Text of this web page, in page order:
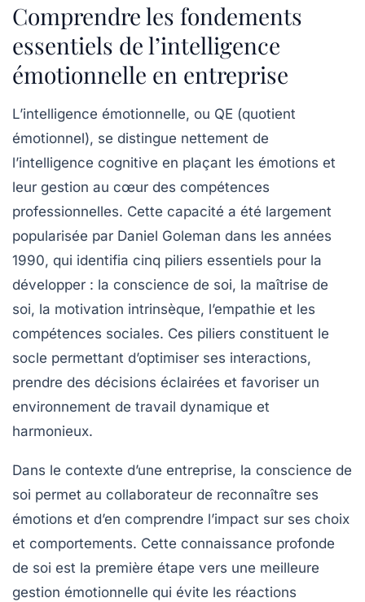
Comprendre les fondements
essentiels de l’intelligence
émotionnelle en entreprise
L’intelligence émotionnelle, ou QE (quotient
émotionnel), se distingue nettement de
l’intelligence cognitive en plaçant les émotions et
leur gestion au cœur des compétences
professionnelles. Cette capacité a été largement
popularisée par Daniel Goleman dans les années
1990, qui identifia cinq piliers essentiels pour la
développer : la conscience de soi, la maîtrise de
soi, la motivation intrinsèque, l’empathie et les
compétences sociales. Ces piliers constituent le
socle permettant d’optimiser ses interactions,
prendre des décisions éclairées et favoriser un
environnement de travail dynamique et
harmonieux.
Dans le contexte d’une entreprise, la conscience de
soi permet au collaborateur de reconnaître ses
émotions et d’en comprendre l’impact sur ses choix
et comportements. Cette connaissance profonde
de soi est la première étape vers une meilleure
gestion émotionnelle qui évite les réactions